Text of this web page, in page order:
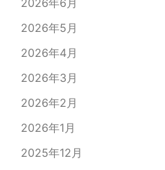
2026年6月
2026年5月
2026年4月
2026年3月
2026年2月
2026年1月
2025年12月